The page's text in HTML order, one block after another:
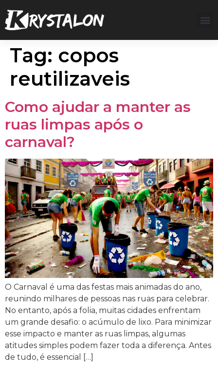
Tag: copos
reutilizaveis
Como ajudar a manter as
ruas limpas após o
carnaval?
O Carnaval é uma das festas mais animadas do ano,
reunindo milhares de pessoas nas ruas para celebrar.
No entanto, após a folia, muitas cidades enfrentam
um grande desafio: o acúmulo de lixo. Para minimizar
esse impacto e manter as ruas limpas, algumas
atitudes simples podem fazer toda a diferença. Antes
de tudo, é essencial […]